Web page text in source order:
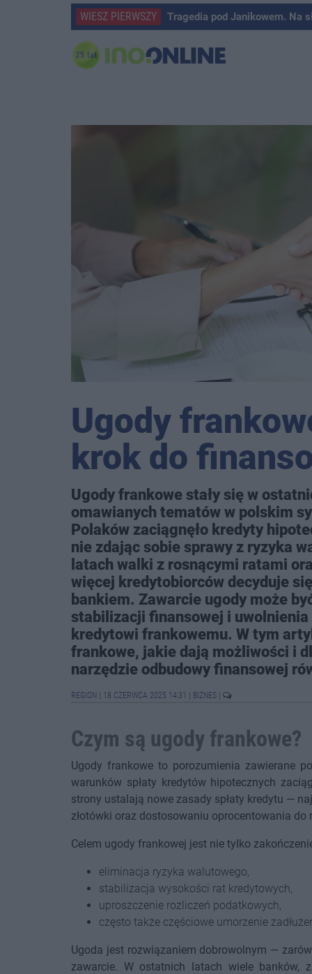
WIESZ PIERWSZY Tragedia pod Janikowem. Na
Ugody
krok do
Ugody frankowe stały się w
omawianych tematów w polskim
Polaków zaciągnęło kredyty
nie zdając sobie sprawy z ryzyka
latach walki z rosnącymi ratami
więcej kredytobiorców decyduje
bankiem. Zawarcie ugody może
stabilizacji finansowej i
kredytowi frankowemu. W tym
frankowe, jakie dają możliwości i
narzędzie odbudowy finansowej
REGION 18 CZERWCA 2025 14:31 BIZNES
Czym są ugody frankowe?
Ugody frankowe to porozumienia zawierane
warunków spłaty kredytów hipotecznych
strony ustalają nowe zasady spłaty kredytu —
złotówki oraz dostosowaniu oprocentowania do
Celem ugody frankowej jest nie tylko
eliminacja ryzyka walutowego,
stabilizacja wysokości rat kredytowych,
uproszczenie rozliczeń podatkowych,
często także częściowe umorzenie
Ugoda jest rozwiązaniem dobrowolnym —
zawarcie. W ostatnich latach wiele banków,